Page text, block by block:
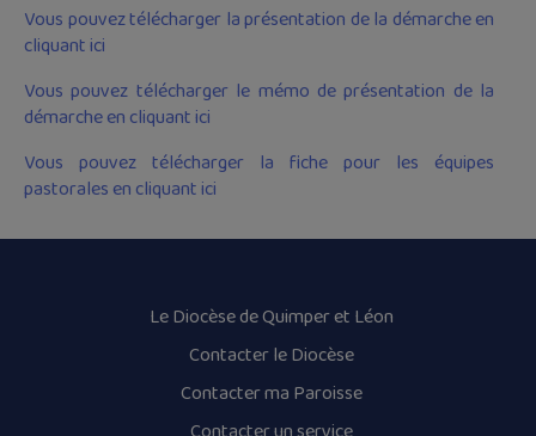
Vous pouvez télécharger la présentation de la démarche en
cliquant ici
Vous pouvez télécharger le mémo de présentation de la
démarche en cliquant ici
Vous pouvez télécharger la fiche pour les équipes
pastorales en cliquant ici
Le Diocèse de Quimper et Léon
Contacter le Diocèse
Contacter ma Paroisse